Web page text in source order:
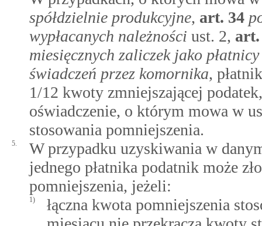
spółdzielnie produkcyjne, art. 34
wypłacanych należności ust. 2,
miesięcznych zaliczek jako płatnicy
świadczeń przez komornika,
1/12 kwoty zmniejszającej
oświadczenie, o którym mowa w
stosowania pomniejszenia.
5.
W przypadku uzyskiwania w
jednego płatnika podatnik może
pomniejszenia, jeżeli:
1)
łączna kwota pomniejszenia